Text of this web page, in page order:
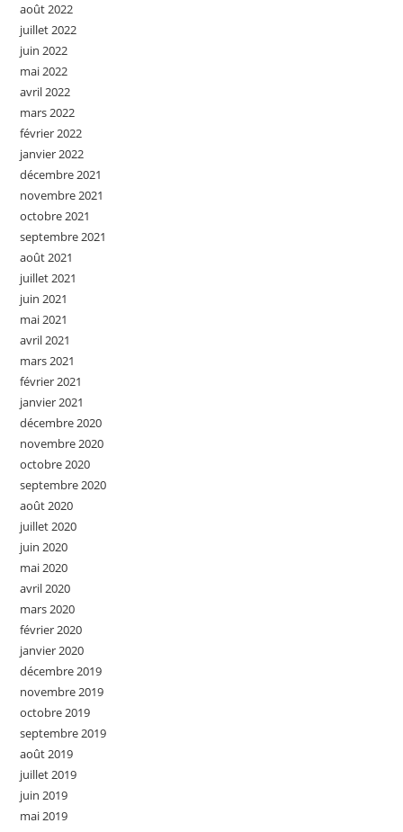
août 2022
juillet 2022
juin 2022
mai 2022
avril 2022
mars 2022
février 2022
janvier 2022
décembre 2021
novembre 2021
octobre 2021
septembre 2021
août 2021
juillet 2021
juin 2021
mai 2021
avril 2021
mars 2021
février 2021
janvier 2021
décembre 2020
novembre 2020
octobre 2020
septembre 2020
août 2020
juillet 2020
juin 2020
mai 2020
avril 2020
mars 2020
février 2020
janvier 2020
décembre 2019
novembre 2019
octobre 2019
septembre 2019
août 2019
juillet 2019
juin 2019
mai 2019